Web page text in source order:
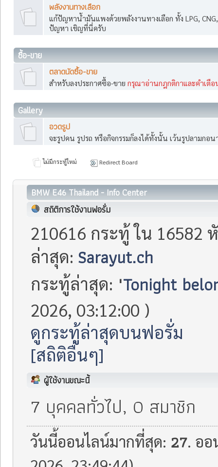
พลังงานทางเลือก
แก้ปัญหาน้ำมันแพงด้วยพลังงานทางเลือก ทั้ง LPG,
ปัญหา เชิญที่นี่ครับ
ซื้อ-ขาย
ตลาดนัดซื้อ-ขาย
สำหรับลงประกาศซื้อ-ขาย กรุณาอ่านกฎกติกาและคำเตื
Gallery
อวดรูป
จะรูปคน รูปรถ หรือกิจกรรมก็ลงได้ทั้งนั้น เว้นรูปลามกอน
ไม่มีกระทู้ใหม่ Redirect Board
BMW E46 Thailand - Info Center
สถิติการใช้งานฟอรั่ม
210616 กระทู้ ใน 16582
ล่าสุด: Sarayut.ch
กระทู้ล่าสุด: "Tonight
2026, 03:12:00 )
ดูกระทู้ล่าสุดบนฟอรั่ม
[สถิติอื่นๆ]
ผู้ใช้งานขณะนี้
7 บุคคลทั่วไป, 0 สมาชิก
วันนี้ออนไลน์มากที่สุด: 27. ออ